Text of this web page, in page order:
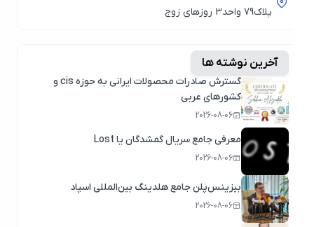
پلاک79 واحد3 روزهای زوج
آخرین نوشته ها
گسترش صادرات محصولات ایرانی به حوزه cis و
کشورهای عربی
2026-08-06
معرفی جامع سریال گمشدگان یا Lost
2026-08-06
بیزینس‌پلن جامع هلدینگ بین‌المللی اسپاد
2026-08-06